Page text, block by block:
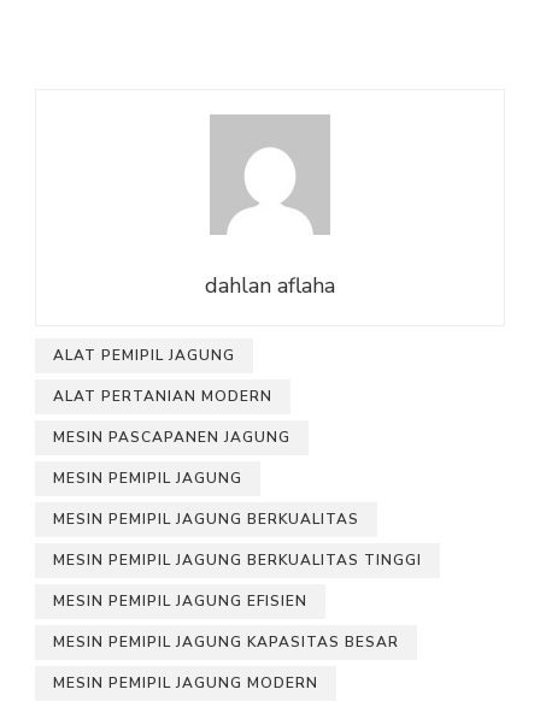
dahlan aflaha
ALAT PEMIPIL JAGUNG
ALAT PERTANIAN MODERN
MESIN PASCAPANEN JAGUNG
MESIN PEMIPIL JAGUNG
MESIN PEMIPIL JAGUNG BERKUALITAS
MESIN PEMIPIL JAGUNG BERKUALITAS TINGGI
MESIN PEMIPIL JAGUNG EFISIEN
MESIN PEMIPIL JAGUNG KAPASITAS BESAR
MESIN PEMIPIL JAGUNG MODERN